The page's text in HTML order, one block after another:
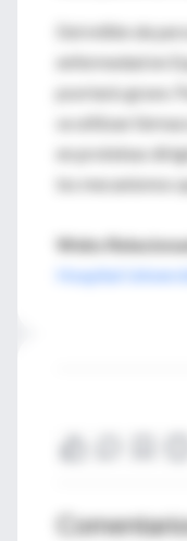
Del millón de
enfermedad en
psoriasis grave.
se utilizan
en proteínas
los mecanismos
Webs
Hospital